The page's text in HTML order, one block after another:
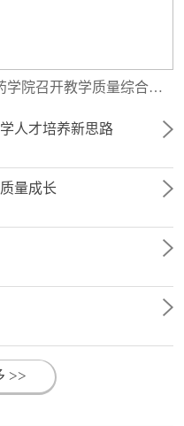
药学院召开教学质量综合提升专题研讨会
人才培养新思路
量成长
>>